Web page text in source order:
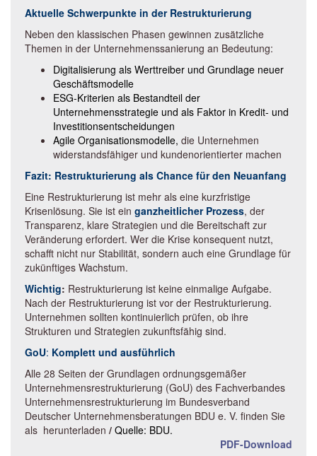
Aktuelle Schwerpunkte in der Restrukturierung
Neben den klassischen Phasen gewinnen zusätzliche
Themen in der Unternehmenssanierung an Bedeutung:
Digitalisierung als Werttreiber und Grundlage neuer
Geschäftsmodelle
ESG-Kriterien als Bestandteil der
Unternehmensstrategie und als Faktor in Kredit- und
Investitionsentscheidungen
Agile Organisationsmodelle, die Unternehmen
widerstandsfähiger und kundenorientierter machen
Fazit: Restrukturierung als Chance für den Neuanfang
Eine Restrukturierung ist mehr als eine kurzfristige
Krisenlösung. Sie ist ein ganzheitlicher Prozess, der
Transparenz, klare Strategien und die Bereitschaft zur
Veränderung erfordert. Wer die Krise konsequent nutzt,
schafft nicht nur Stabilität, sondern auch eine Grundlage für
zukünftiges Wachstum.
Wichtig: Restrukturierung ist keine einmalige Aufgabe.
Nach der Restrukturierung ist vor der Restrukturierung.
Unternehmen sollten kontinuierlich prüfen, ob ihre
Strukturen und Strategien zukunftsfähig sind.
GoU: Komplett und ausführlich
Alle 28 Seiten der Grundlagen ordnungsgemäßer
Unternehmensrestrukturierung (GoU) des Fachverbandes
Unternehmensrestrukturierung im Bundesverband
Deutscher Unternehmensberatungen BDU e. V. finden Sie
als
PDF-Download
herunterladen / Quelle: BDU.